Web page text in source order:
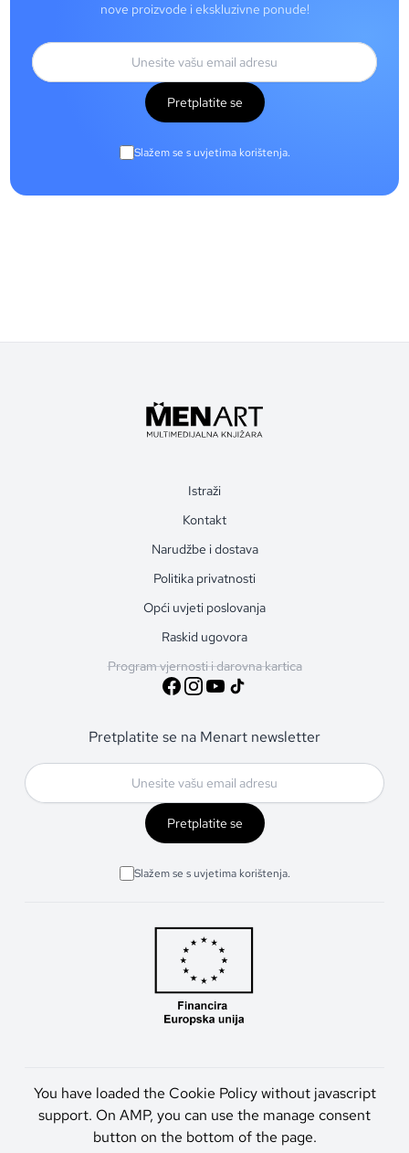
nove proizvode i ekskluzivne ponude!
Pretplatite se
Slažem se s uvjetima korištenja.
Istraži
Kontakt
Narudžbe i dostava
Politika privatnosti
Opći uvjeti poslovanja
Raskid ugovora
Program vjernosti i darovna kartica
Pretplatite se na Menart newsletter
Pretplatite se
Slažem se s uvjetima korištenja.
You have loaded the Cookie Policy without javascript
support. On AMP, you can use the manage consent
button on the bottom of the page.